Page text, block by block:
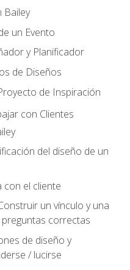
Bailey
un Evento
y Planificador
de Diseños
de Inspiración
con Clientes
del diseño de un
con el cliente
un vínculo y una
correctas
de diseño y
/ lucirse